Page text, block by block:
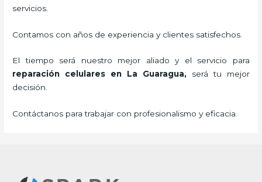
servicios.
Contamos con años de experiencia y clientes satisfechos.
El tiempo será nuestro mejor aliado y el servicio para
reparación celulares
en La Guaragua, será tu mejor
decisión.
Contáctanos para trabajar con profesionalismo y eficacia.